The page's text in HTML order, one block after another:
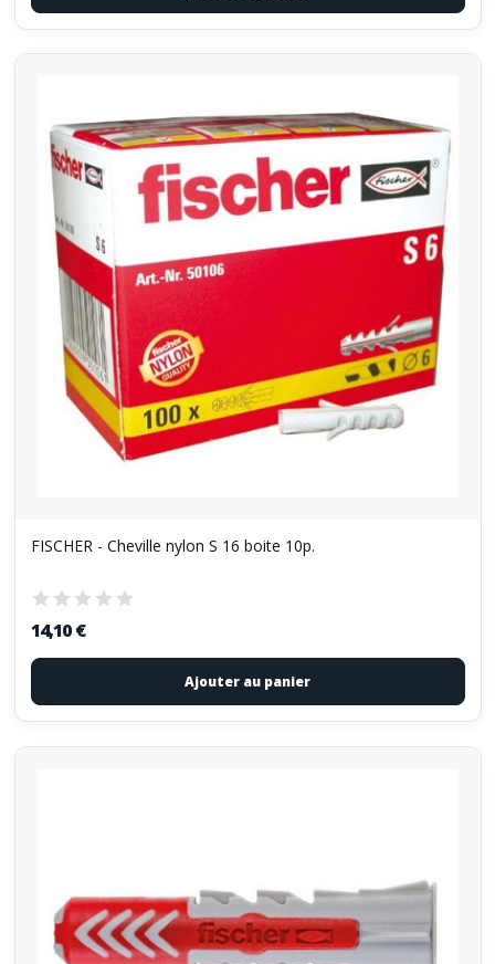
FISCHER - Cheville nylon S 16 boite 10p.
14,10 €
Ajouter au panier